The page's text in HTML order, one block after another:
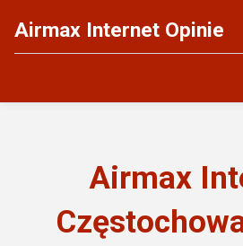
Airmax Internet Opinie
Airmax